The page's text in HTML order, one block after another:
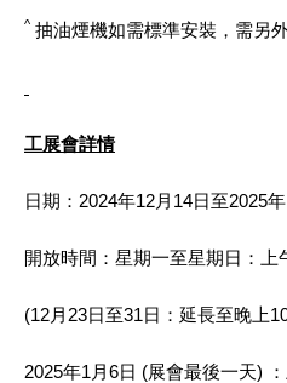
^ 抽油煙機如需標準安裝，需另
工展會詳情
日期：2024年12月14日至2025
開放時間：星期一至星期日：上
(12月23日至31日：延長至晚上
2025年1月6日 (展會最後一天)